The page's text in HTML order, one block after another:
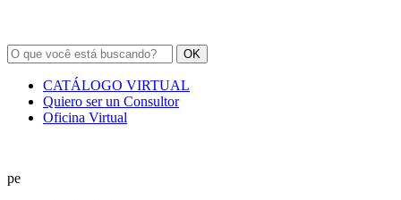
OK
CATÁLOGO VIRTUAL
Quiero ser un Consultor
Oficina Virtual
pe